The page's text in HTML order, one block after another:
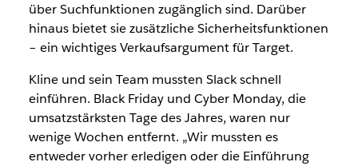
über Suchfunktionen zugänglich sind. Darüber
hinaus bietet sie zusätzliche Sicherheitsfunktionen
– ein wichtiges Verkaufsargument für Target.
Kline und sein Team mussten Slack schnell
einführen. Black Friday und Cyber Monday, die
umsatzstärksten Tage des Jahres, waren nur
wenige Wochen entfernt. „Wir mussten es
entweder vorher erledigen oder die Einführung